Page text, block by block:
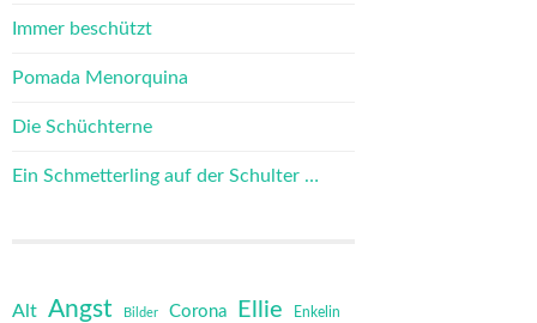
Immer beschützt
Pomada Menorquina
Die Schüchterne
Ein Schmetterling auf der Schulter …
Alt Angst Bilder Corona Ellie Enkelin